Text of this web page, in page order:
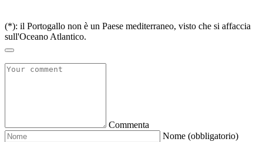
(*): il Portogallo non è un Paese mediterraneo, visto che si affaccia
sull'Oceano Atlantico.
Commenta
Nome (obbligatorio)